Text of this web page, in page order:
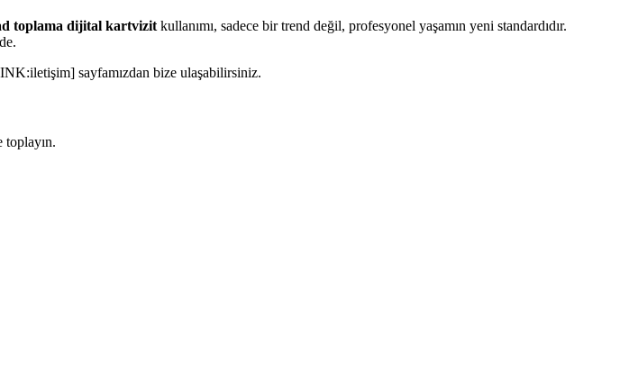
toplama dijital kartvizit kullanımı, sadece bir trend değil, profesyonel yaşamın yeni standardıdır.
sayfamızdan bize ulaşabilirsiniz.